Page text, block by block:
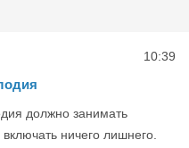
10:39
должно занимать
ничего лишнего.